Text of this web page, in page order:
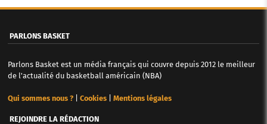
PARLONS BASKET
Parlons Basket est un média français qui couvre depuis 2012 le meilleur
de l'actualité du basketball américain (NBA)
Qui sommes nous ?| Cookies| Mentions légales
REJOINDRE LA RÉDACTION